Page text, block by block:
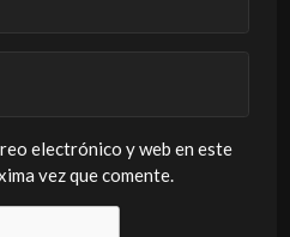
electrónico y web en este
vez que comente.